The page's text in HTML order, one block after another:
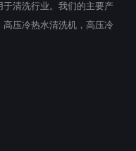
清洗行业。我们的主要产
压冷热水清洗机，高压冷